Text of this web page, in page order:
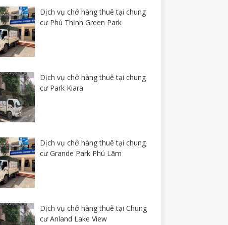
Dịch vụ chở hàng thuê tại chung
cư Phú Thịnh Green Park
Dịch vụ chở hàng thuê tại chung
cư Park Kiara
Dịch vụ chở hàng thuê tại chung
cư Grande Park Phú Lãm
Dịch vụ chở hàng thuê tại Chung
cư Anland Lake View